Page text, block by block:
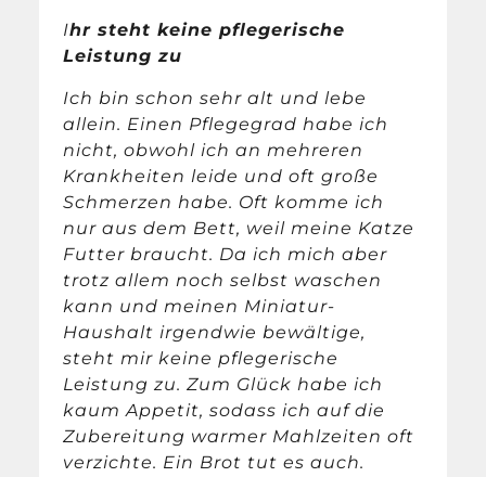
Ihr steht keine pflegerische
Leistung zu
Ich bin schon sehr alt und lebe
allein. Einen Pflegegrad habe ich
nicht, obwohl ich an mehreren
Krankheiten leide und oft große
Schmerzen habe. Oft komme ich
nur aus dem Bett, weil meine Katze
Futter braucht. Da ich mich aber
trotz allem noch selbst waschen
kann und meinen Miniatur-
Haushalt irgendwie bewältige,
steht mir keine pflegerische
Leistung zu. Zum Glück habe ich
kaum Appetit, sodass ich auf die
Zubereitung warmer Mahlzeiten oft
verzichte. Ein Brot tut es auch.